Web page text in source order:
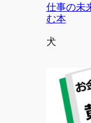
仕事の未
む本
投稿者
犬